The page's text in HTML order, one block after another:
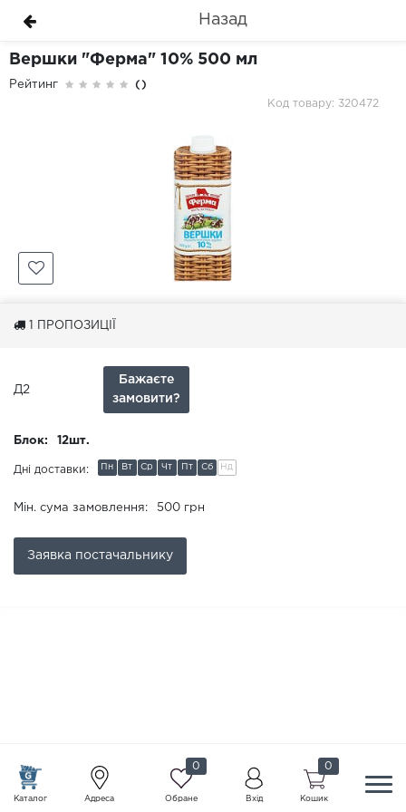
Каталог Адреса
0
Обране Вхід
0
Кошик
Назад
Вершки "Ферма" 10% 500 мл
Рейтинг
()
Код товару: 320472
ПРОПОЗИЦІЇ
Д2
Бажаєте
замовити?
Заявка постачальнику
Блок: 12шт.
Дні доставки: Пн Вт Ср Чт Пт Сб Нд
Мін. сума замовлення: 500 грн